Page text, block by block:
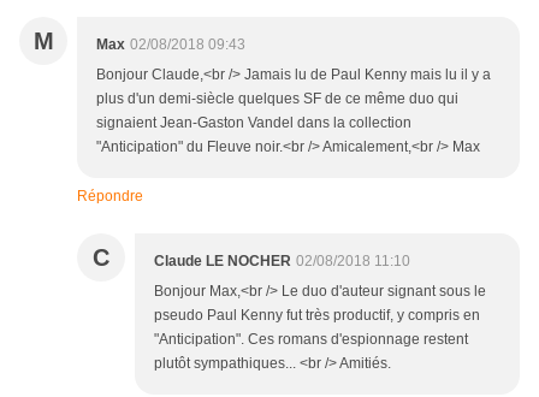
M Max 02/08/2018 09:43
Bonjour Claude,<br /> Jamais lu de Paul Kenny mais lu il y a
plus d'un demi-siècle quelques SF de ce même duo qui
signaient Jean-Gaston Vandel dans la collection
"Anticipation" du Fleuve noir.<br /> Amicalement,<br /> Max
Répondre
C Claude LE NOCHER 02/08/2018 11:10
Bonjour Max,<br /> Le duo d'auteur signant sous le
pseudo Paul Kenny fut très productif, y compris en
"Anticipation". Ces romans d'espionnage restent
plutôt sympathiques... <br /> Amitiés.